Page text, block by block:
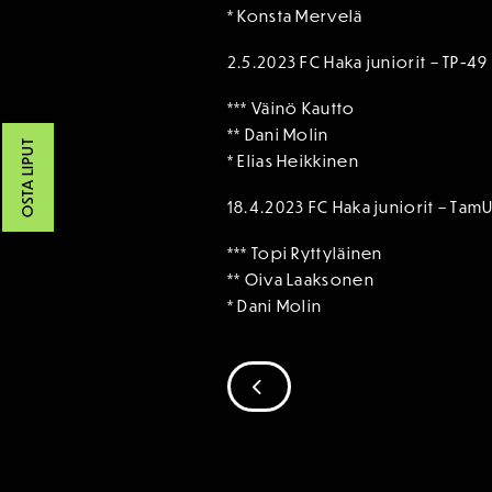
* Konsta Mervelä
2.5.2023 FC Haka juniorit – TP-
*** Väinö Kautto
** Dani Molin
* Elias Heikkinen
18.4.2023 FC Haka juniorit –
*** Topi Ryttyläinen
** Oiva Laaksonen
* Dani Molin
SIIRRY EDELLISEEN
OSTA LIPUT